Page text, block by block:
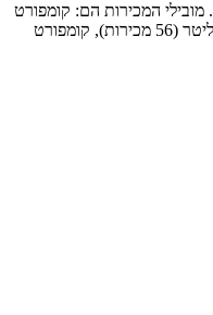
156 רכבי סיטרואן C3 נמכרו בשנת 2014. מובילי המכירות הם: קומפורט
PK 1.6 ליטר (76 מכירות), קומפורט 1.6 ליטר (56 מכירות), קומפורט